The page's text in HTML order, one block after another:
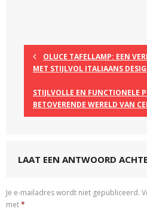
OLUCE TAFELLAMP: EEN
MET STIJLVOL ITALIAANS
STIJLVOLLE EN FUNCTIONELE
BETOVERENDE WERELD VAN
LAAT EEN ANTWOORD
Je e-mailadres wordt niet gepubliceerd.
met*